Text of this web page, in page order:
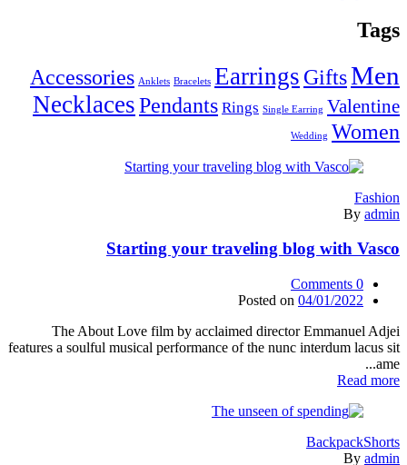
Tags
Accessories Anklets Bracelets Earrings GiftsMen
NecklacesPendants Rings Single Earring Valentine
Wedding Women
Fashion
By admin
Starting your traveling blog with Vasco
0
Posted on 04/01/2022
The About Love film by acclaimed director Emmanuel Adjei
features a soulful musical performance of the nunc interdum lacus sit
ame...
Read more
BackpackShorts
By admin